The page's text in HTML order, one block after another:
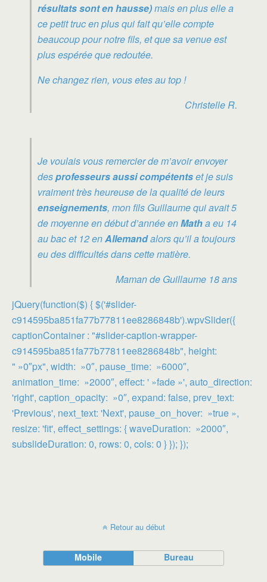
résultats sont en hausse)mais en plus elle a
ce petit truc en plus qui fait qu’elle compte
beaucoup pour notre fils, et que sa venue est
plus espérée que redoutée.
Ne changez rien, vous etes au top !
Christelle R.
Je voulais vous remercier de m’avoir envoyer
desprofesseurs aussi compétentset je suis
vraiment très heureuse de la qualité de leurs
enseignements, mon fils Guillaume qui avait 5
de moyenne en début d’année enMatha eu 14
au bac et 12 enAllemandalors qu’il a toujours
eu des difficultés dans cette matière.
Maman de Guillaume 18 ans
jQuery(function($) { $('#slider-
c914595ba851fa77b77811ee8286848b').wpvSlider({
captionContainer : "#slider-caption-wrapper-
c914595ba851fa77b77811ee8286848b", height:
" »0″px", width: »0″, pause_time: »6000″,
animation_time: »2000″, effect: ' »fade »', auto_direction:
'right', caption_opacity: »0″, expand: false, prev_text:
'Previous', next_text: 'Next', pause_on_hover: »true »,
resize: 'fit', effect_settings: { waveDuration: »2000″,
subslideDuration: 0, rows: 0, cols: 0 } }); });
Retour au début
Mobile Bureau